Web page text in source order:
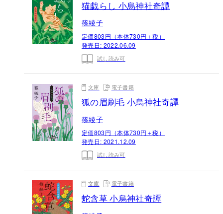
猫戯らし 小烏神社奇譚
篠綾子
定価803円（本体730円＋税）
発売日: 2022.06.09
試し読み可
文庫 電子書籍
狐の眉刷毛 小烏神社奇譚
篠綾子
定価803円（本体730円＋税）
発売日: 2021.12.09
試し読み可
文庫 電子書籍
蛇含草 小烏神社奇譚